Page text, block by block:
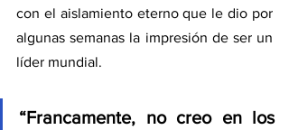
con el aislamiento eterno que le dio por
algunas semanas la impresión de ser un
líder mundial.
“Francamente, no creo en los